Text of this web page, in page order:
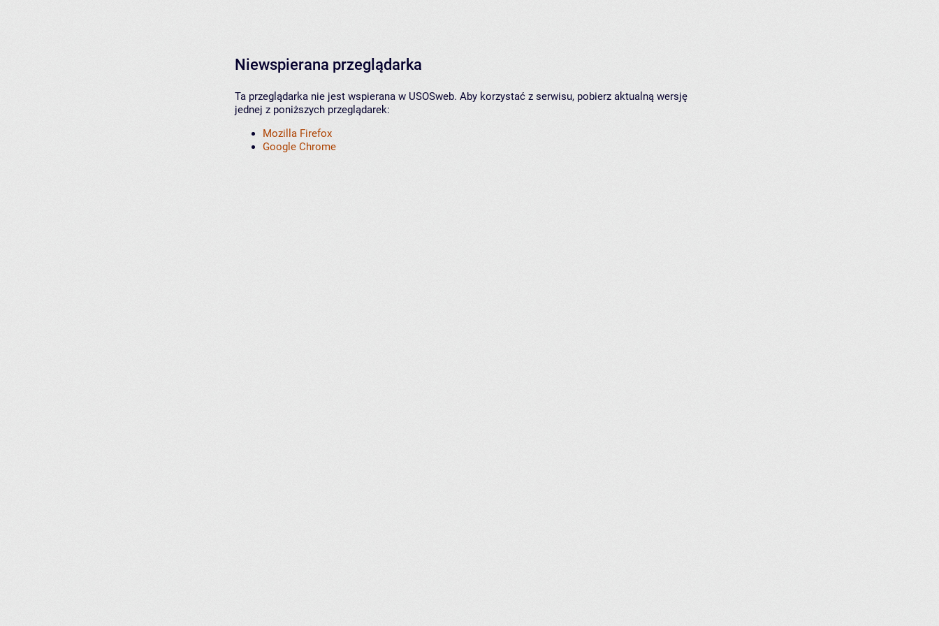
Niewspierana przeglądarka
Ta przeglądarka nie jest wspierana w USOSweb. Aby korzystać z serwisu, pobierz aktualną wersję
jednej z poniższych przeglądarek:
Mozilla Firefox
Google Chrome